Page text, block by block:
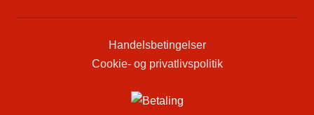
Handelsbetingelser
Cookie- og privatlivspolitik